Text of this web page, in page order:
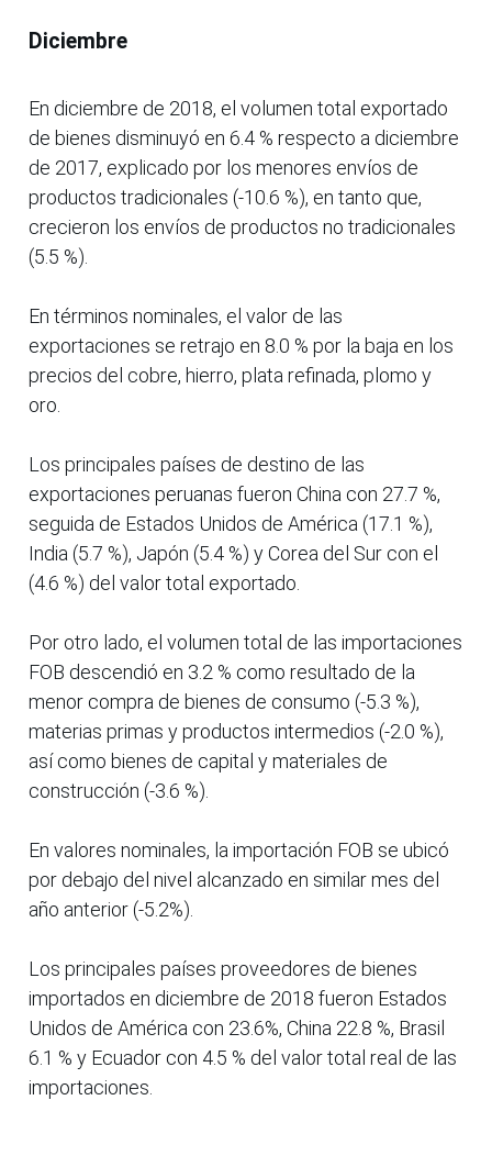
Diciembre
En diciembre de 2018, el volumen total exportado
de bienes disminuyó en 6.4 % respecto a diciembre
de 2017, explicado por los menores envíos de
productos tradicionales (-10.6 %), en tanto que,
crecieron los envíos de productos no tradicionales
(5.5 %).
En términos nominales, el valor de las
exportaciones se retrajo en 8.0 % por la baja en los
precios del cobre, hierro, plata refinada, plomo y
oro.
Los principales países de destino de las
exportaciones peruanas fueron China con 27.7 %,
seguida de Estados Unidos de América (17.1 %),
India (5.7 %), Japón (5.4 %) y Corea del Sur con el
(4.6 %) del valor total exportado.
Por otro lado, el volumen total de las importaciones
FOB descendió en 3.2 % como resultado de la
menor compra de bienes de consumo (-5.3 %),
materias primas y productos intermedios (-2.0 %),
así como bienes de capital y materiales de
construcción (-3.6 %).
En valores nominales, la importación FOB se ubicó
por debajo del nivel alcanzado en similar mes del
año anterior (-5.2%).
Los principales países proveedores de bienes
importados en diciembre de 2018 fueron Estados
Unidos de América con 23.6%, China 22.8 %, Brasil
6.1 % y Ecuador con 4.5 % del valor total real de las
importaciones.